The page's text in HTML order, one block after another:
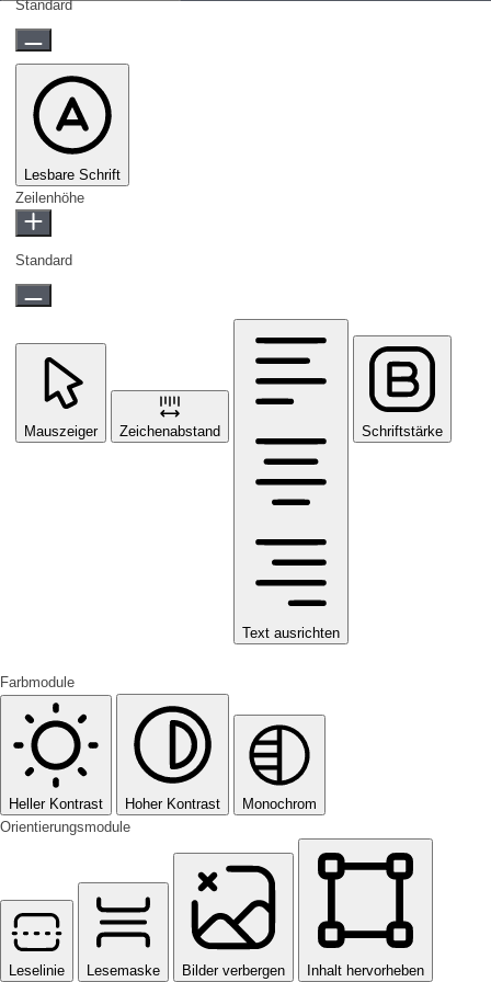
Standard
Lesbare Schrift
Zeilenhöhe
Standard
Mauszeiger Zeichenabstand
Text ausrichten
Schriftstärke
Farbmodule
Heller Kontrast Hoher Kontrast
Monochrom
Orientierungsmodule
Leselinie Lesemaske Bilder verbergen Inhalt hervorheben